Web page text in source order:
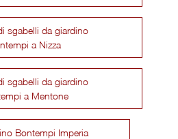
sgabelli da giardino
a Nizza
sgabelli da giardino
a Mentone
Bontempi Imperia